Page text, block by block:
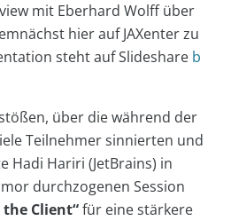
mit Eberhard Wolff über
hier auf JAXenter zu
steht auf Slideshare b
über die während der
Teilnehmer sinnierten und
Hadi Hariri (JetBrains) in
durchzogenen Session
Client“für eine stärkere